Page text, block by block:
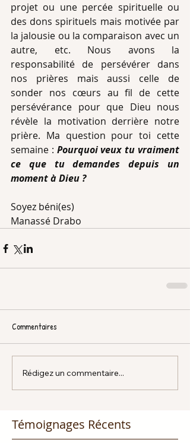
projet ou une percée spirituelle ou
des dons spirituels mais motivée par
la jalousie ou la comparaison avec un
autre, etc. Nous avons la
responsabilité de persévérer dans
nos prières mais aussi celle de
sonder nos cœurs au fil de cette
persévérance pour que Dieu nous
révèle la motivation derrière notre
prière. Ma question pour toi cette
semaine : Pourquoi veux tu vraiment
ce que tu demandes depuis un
moment à Dieu ?
Soyez béni(es)
Manassé Drabo
Commentaires
Rédigez un commentaire...
Témoignages Récents